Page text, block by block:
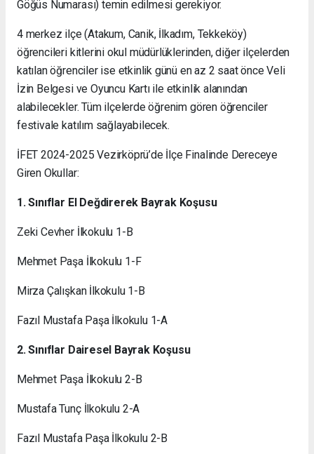
Göğüs Numarası) temin edilmesi gerekiyor.
4 merkez ilçe (Atakum, Canik, İlkadım, Tekkeköy)
öğrencileri kitlerini okul müdürlüklerinden, diğer ilçelerden
katılan öğrenciler ise etkinlik günü en az 2 saat önce Veli
İzin Belgesi ve Oyuncu Kartı ile etkinlik alanından
alabilecekler. Tüm ilçelerde öğrenim gören öğrenciler
festivale katılım sağlayabilecek.
İFET 2024-2025 Vezirköprü’de İlçe Finalinde Dereceye
Giren Okullar:
1. Sınıflar El Değdirerek Bayrak Koşusu
Zeki Cevher İlkokulu 1-B
Mehmet Paşa İlkokulu 1-F
Mirza Çalışkan İlkokulu 1-B
Fazıl Mustafa Paşa İlkokulu 1-A
2. Sınıflar Dairesel Bayrak Koşusu
Mehmet Paşa İlkokulu 2-B
Mustafa Tunç İlkokulu 2-A
Fazıl Mustafa Paşa İlkokulu 2-B